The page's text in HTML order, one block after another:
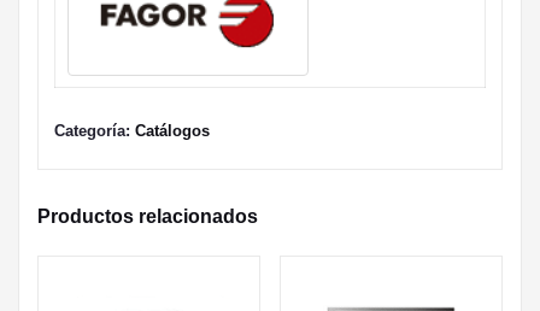
Categoría: Catálogos
Productos relacionados